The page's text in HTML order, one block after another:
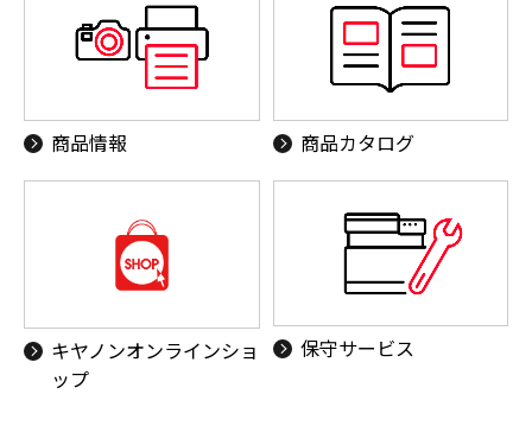
商品情報 商品カタログ
キヤノンオンラインショ
ップ
保守サービス